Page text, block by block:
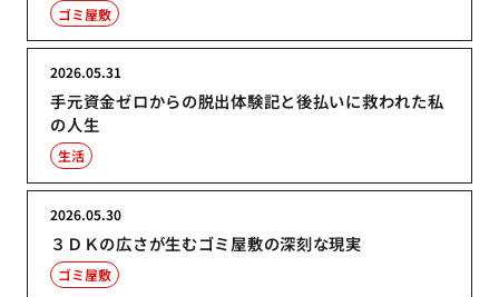
ゴミ屋敷
手元資金ゼロからの脱出体験記と後払いに救われた私
の人生
2026.05.31
生活
３ＤＫの広さが生むゴミ屋敷の深刻な現実
2026.05.30
ゴミ屋敷